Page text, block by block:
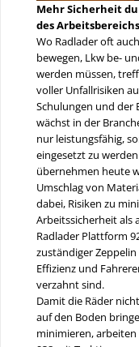
Mehr Sicherheit
des
Wo Radlader oft
bewegen, Lkw be-
werden müssen,
voller Unfallrisiken
Schulungen und der
wächst in der
nur leistungsfähig,
eingesetzt zu
übernehmen heute
Umschlag von
dabei, Risiken zu
Arbeitssicherheit als
Radlader Plattform
zuständiger
Effizienz und
verzahnt sind.
Damit die Räder
auf den Boden
minimieren, arbeiten